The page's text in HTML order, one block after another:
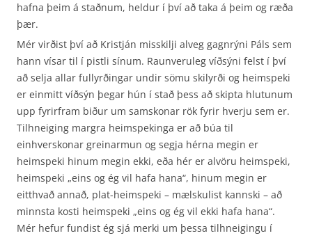
hafna þeim á staðnum, heldur í því að taka á þeim og ræða
þær.
Mér virðist því að Kristján misskilji alveg gagnrýni Páls sem
hann vísar til í pistli sínum. Raunveruleg víðsýni felst í því
að selja allar fullyrðingar undir sömu skilyrði og heimspeki
er einmitt víðsýn þegar hún í stað þess að skipta hlutunum
upp fyrirfram biður um samskonar rök fyrir hverju sem er.
Tilhneiging margra heimspekinga er að búa til
einhverskonar greinarmun og segja hérna megin er
heimspeki hinum megin ekki, eða hér er alvöru heimspeki,
heimspeki „eins og ég vil hafa hana“, hinum megin er
eitthvað annað, plat-heimspeki – mælskulist kannski – að
minnsta kosti heimspeki „eins og ég vil ekki hafa hana“.
Mér hefur fundist ég sjá merki um þessa tilhneigingu í